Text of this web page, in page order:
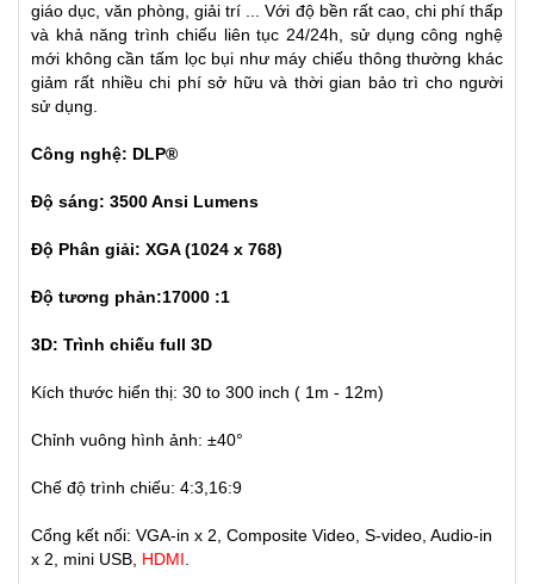
giáo dục, văn phòng, giải trí ... Với độ bền rất cao, chi phí thấp
và khả năng trình chiếu liên tục 24/24h, sử dụng công nghệ
mới không cần tấm lọc bụi như máy chiếu thông thường khác
giảm rất nhiều chi phí sở hữu và thời gian bảo trì cho người
sử dụng.
Công nghệ: DLP®
Độ sáng: 3500 Ansi Lumens
Độ Phân giải: XGA (1024 x 768)
Độ tương phản:17000 :1
3D: Trình chiếu full 3D
Kích thước hiển thị: 30 to 300 inch ( 1m - 12m)
Chỉnh vuông hình ảnh: ±40°
Chế độ trình chiếu: 4:3,16:9
Cổng kết nối: VGA-in x 2, Composite Video, S-video, Audio-in
x 2, mini USB, HDMI